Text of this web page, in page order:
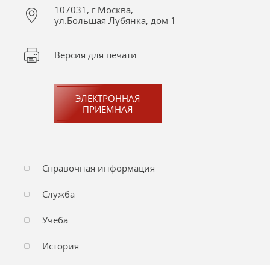
107031, г.Москва,
ул.Большая Лубянка, дом 1
Версия для печати
ЭЛЕКТРОННАЯ
ПРИЕМНАЯ
Справочная информация
Служба
Учеба
История